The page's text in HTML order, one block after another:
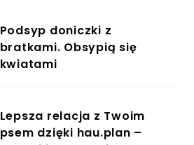
Podsyp doniczki z
bratkami. Obsypią się
kwiatami
Lepsza relacja z Twoim
psem dzięki hau.plan –